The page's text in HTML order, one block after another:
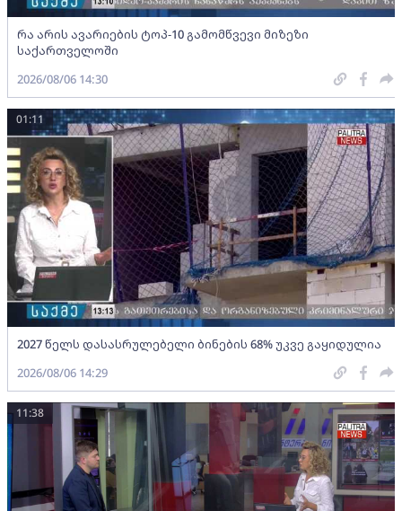
რა არის ავარიების ტოპ-10 გამომწვევი მიზეზი
საქართველოში
2026/08/06 14:30
2027 წელს დასასრულებელი ბინების 68% უკვე გაყიდულია
01:11
2026/08/06 14:29
11:38